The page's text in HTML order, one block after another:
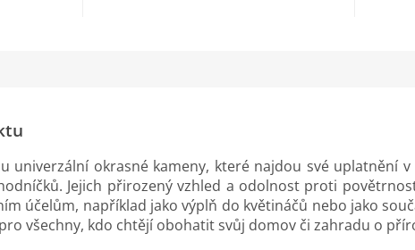
univerzální okrasné kameny, které najdou své uplatnění
Jejich přirozený vzhled a odolnost proti
účelům, například jako výplň do květináčů nebo jako
všechny, kdo chtějí obohatit svůj domov či zahradu o